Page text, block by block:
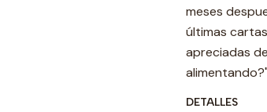
meses
últimas
apreciadas
alimentando?"
DETALLES